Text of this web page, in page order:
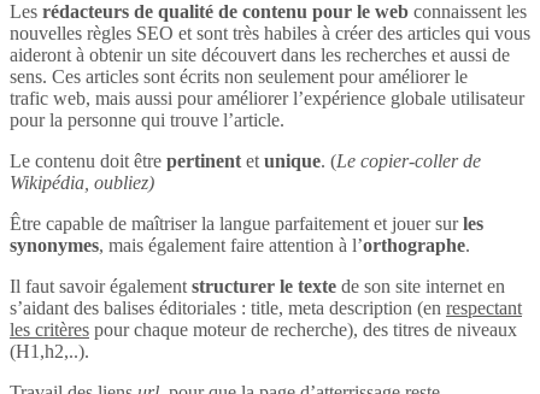
Les rédacteurs de qualité de contenu pour le web connaissent les
nouvelles règles SEO et sont très habiles à créer des articles qui vous
aideront à obtenir un site découvert dans les recherches et aussi de
sens. Ces articles sont écrits non seulement pour améliorer le
trafic web, mais aussi pour améliorer l’expérience globale utilisateur
pour la personne qui trouve l’article.
Le contenu doit être pertinent et unique. (Le copier-coller de
Wikipédia, oubliez)
Être capable de maîtriser la langue parfaitement et jouer surles
synonymes, mais également faire attention à l’orthographe.
Il faut savoir également structurer le texte de son site internet en
s’aidant des balises éditoriales : title, meta description (en respectant
les critères pour chaque moteur de recherche), des titres de niveaux
(H1,h2,..).